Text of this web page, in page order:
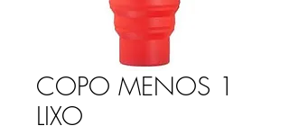
COPO MENOS 1
LIXO